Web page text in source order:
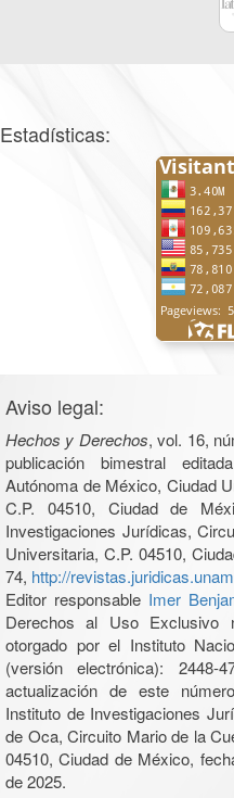
Estadísticas:
Aviso legal:
Hechos y Derechos, vol. 16,
publicación bimestral
Autónoma de México, Ciudad
C.P. 04510, Ciudad de
Investigaciones Jurídicas,
Universitaria, C.P. 04510,
74, http://
Editor responsable Imer
Derechos al Uso Exclusivo
otorgado por el Instituto
(versión electrónica):
actualización de este
Instituto de Investigaciones
de Oca, Circuito Mario de la
04510, Ciudad de México,
de 2025.